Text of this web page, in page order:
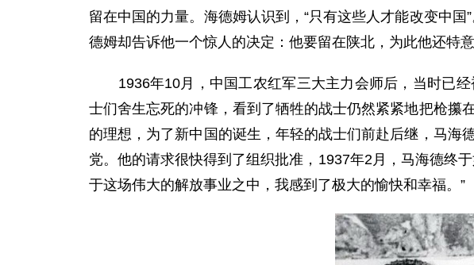
留在中国的力量。海德姆认识到，“只有这些人才能改变中
德姆却告诉他一个惊人的决定：他要留在陕北，为此他还特意
1936年10月，中国工农红军三大主力会师后，当时已经
士们舍生忘死的冲锋，看到了牺牲的战士仍然紧紧地把枪
的理想，为了新中国的诞生，年轻的战士们前赴后继，马海
党。他的请求很快得到了组织批准，1937年2月，马海德终
于这场伟大的解放事业之中，我感到了极大的愉快和幸福。”